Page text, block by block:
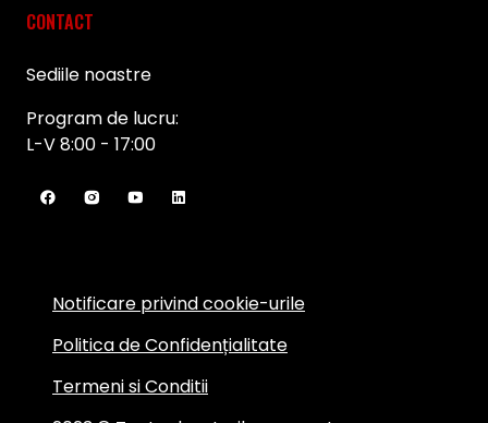
CONTACT
Sediile noastre
Program de lucru:
L-V 8:00 - 17:00
Notificare privind cookie-urile
Politica de Confidențialitate
Termeni si Conditii